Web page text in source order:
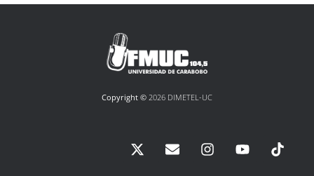
Copyright © 2026 DIMETEL-UC